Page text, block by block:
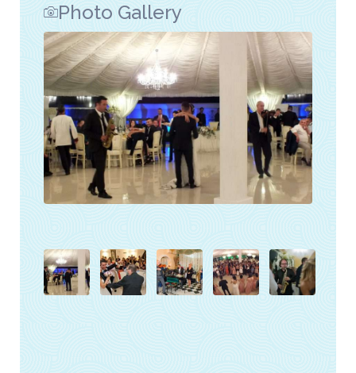
Photo Gallery